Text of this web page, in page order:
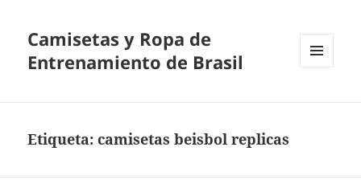
Camisetas y Ropa de
Entrenamiento de Brasil
Etiqueta:camisetas beisbol replicas